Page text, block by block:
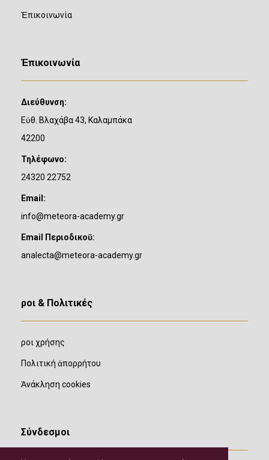
Ἐπικοινωνία
Ἐπικοινωνία
Διεύθυνση:
Εὐθ. Βλαχάβα 43, Καλαμπάκα
42200
Τηλέφωνο:
24320 22752
Email:
info@meteora-academy.gr
Email Περιοδικοῦ:
analecta@meteora-academy.gr
Ὅροι & Πολιτικές
Ὅροι χρήσης
Πολιτική ἀπορρήτου
Ἀνάκληση cookies
Σύνδεσμοι